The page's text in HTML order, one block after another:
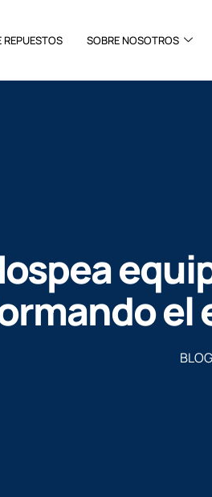
REPUESTOS SOBRE NOSOTROS
el
BLOG